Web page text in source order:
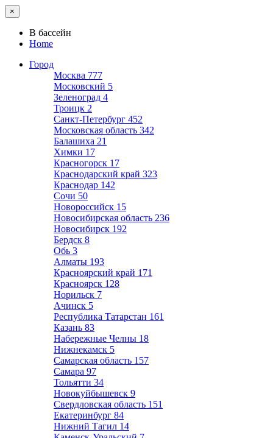
×
В бассейн
Home
Город
Москва 777
Московский 5
Зеленоград 4
Троицк 2
Санкт-Петербург 452
Московская область 342
Балашиха 21
Химки 17
Красногорск 17
Краснодарский край 323
Краснодар 142
Сочи 50
Новороссийск 15
Новосибирская область 236
Новосибирск 192
Бердск 8
Обь 3
Алматы 193
Красноярский край 171
Красноярск 128
Норильск 7
Ачинск 5
Республика Татарстан 161
Казань 83
Набережные Челны 18
Нижнекамск 5
Самарская область 157
Самара 97
Тольятти 34
Новокуйбышевск 9
Свердловская область 151
Екатеринбург 84
Нижний Тагил 14